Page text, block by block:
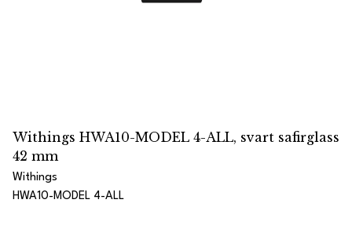
Withings HWA10-MODEL 4-ALL, svart safirglass
42 mm
Withings
HWA10-MODEL 4-ALL